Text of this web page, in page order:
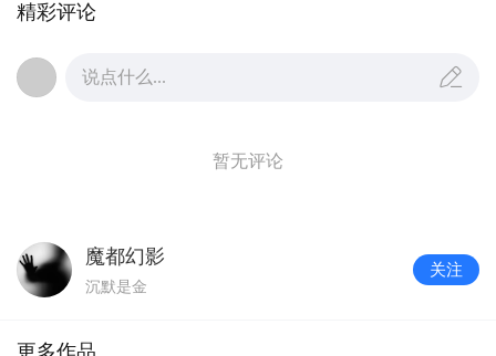
精彩评论
说点什么...
暂无评论
魔都幻影
沉默是金
关注
更多作品